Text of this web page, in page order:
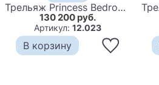
Трельяж Princess Bedroom Dressing Table Small Green
130 200 руб.
Артикул:12.023
В корзину